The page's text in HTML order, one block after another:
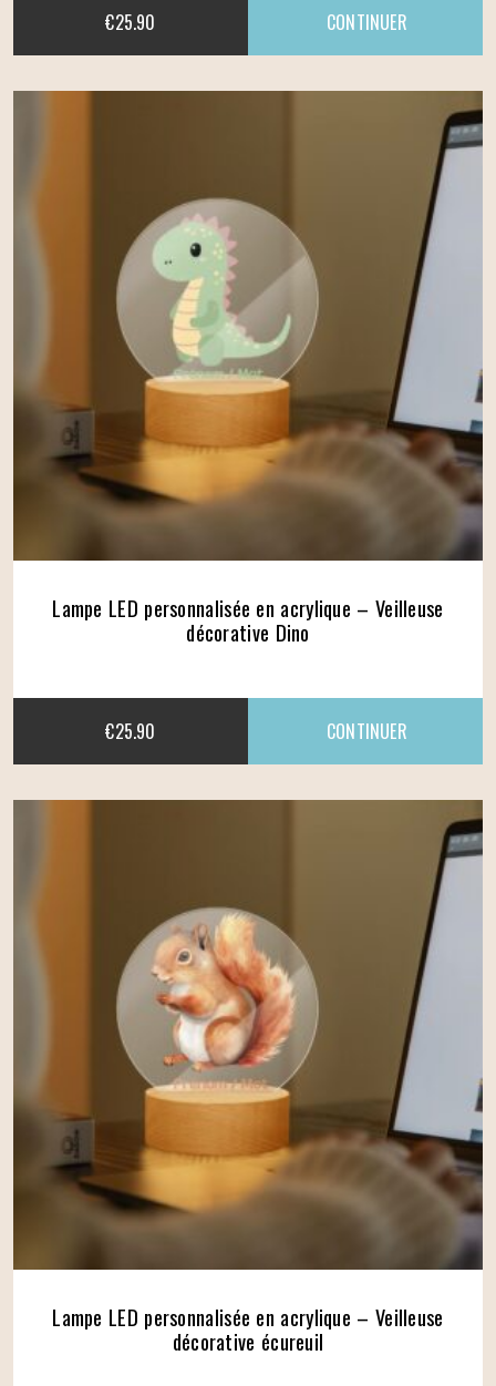
€25.90
Lampe LED personnalisée en acrylique – Veilleuse
décorative Dino
€25.90
Lampe LED personnalisée en acrylique – Veilleuse
décorative écureuil